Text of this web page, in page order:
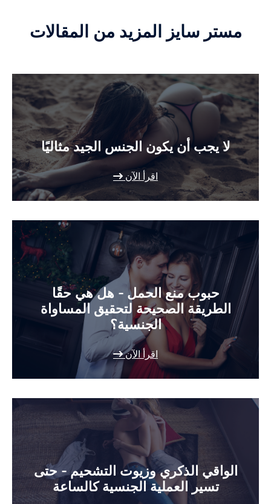
مستر سايز المزيد من المقالات
لا يجب أن يكون الجنس الجيد مثاليًا
اقرأ الآن
حبوب منع الحمل - هل هي حقًا
الطريقة الصحيحة لتحقيق المساواة
الجنسية؟
اقرأ الآن
الواقي الذكري وزيوت التشحيم - حتى
تسير العملية الجنسية كالساعة